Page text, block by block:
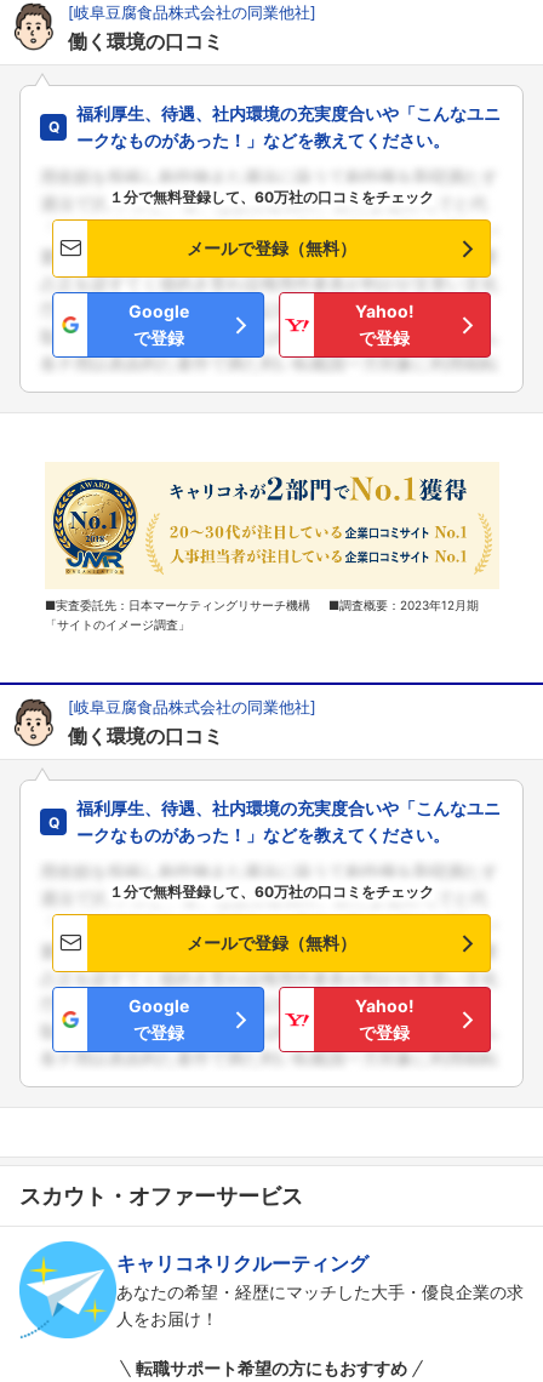
[岐阜豆腐食品株式会社の同業他社]
働く環境の口コミ
福利厚生、待遇、社内環境の充実度合いや「こんなユニ
ークなものがあった！」などを教えてください。
１分で無料登録して、60万社の口コミをチェック
メールで登録（無料）
Google
で登録
Yahoo!
で登録
■実査委託先：日本マーケティングリサーチ機構 ■調査概要：2023年12月期
「サイトのイメージ調査」
[岐阜豆腐食品株式会社の同業他社]
働く環境の口コミ
福利厚生、待遇、社内環境の充実度合いや「こんなユニ
ークなものがあった！」などを教えてください。
１分で無料登録して、60万社の口コミをチェック
メールで登録（無料）
Google
で登録
Yahoo!
で登録
スカウト・オファーサービス
キャリコネリクルーティング
あなたの希望・経歴にマッチした大手・優良企業の求
人をお届け！
転職サポート希望の方にもおすすめ